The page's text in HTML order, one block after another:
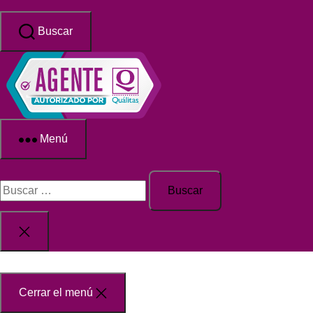
contenido
Buscar
SegurosMenú
Buscar:
Cerrar
Cerrar el menú